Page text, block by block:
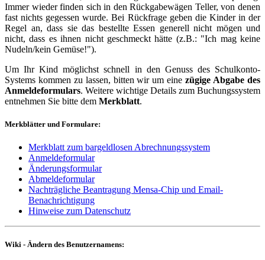
Immer wieder finden sich in den Rückgabewägen Teller, von denen
fast nichts gegessen wurde. Bei Rückfrage geben die Kinder in der
Regel an, dass sie das bestellte Essen generell nicht mögen und
nicht, dass es ihnen nicht geschmeckt hätte (z.B.: "Ich mag keine
Nudeln/kein Gemüse!").
Um Ihr Kind möglichst schnell in den Genuss des Schulkonto-
Systems kommen zu lassen, bitten wir um einezügige Abgabe des
Anmeldeformulars. Weitere wichtige Details zum Buchungssystem
entnehmen Sie bitte dem Merkblatt.
Merkblätter und Formulare:
Merkblatt zum bargeldlosen Abrechnungssystem
Anmeldeformular
Änderungsformular
Abmeldeformular
Nachträgliche Beantragung Mensa-Chip und Email-
Benachrichtigung
Hinweise zum Datenschutz
Wiki - Ändern des Benutzernamens: